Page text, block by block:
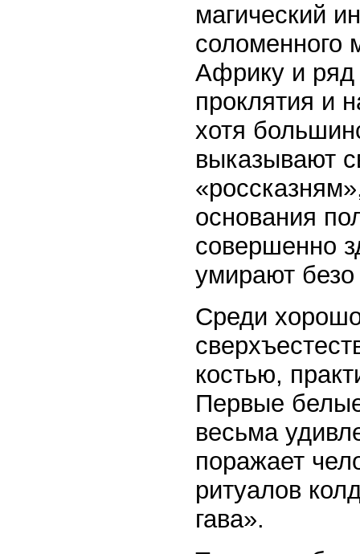
магический
соломенного
Африку и ряд
проклятия и
хотя
выказывают
основания
совершенно
умирают
Среди
костью,
Первые
весьма
поражает
ритуалов
гава».